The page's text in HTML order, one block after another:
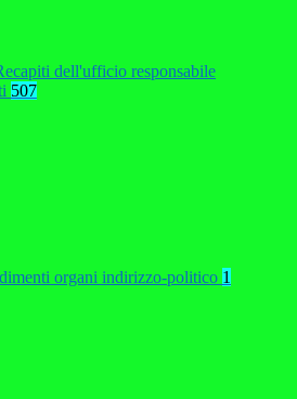
dell'ufficio responsabile
507
organi indirizzo-politico 1